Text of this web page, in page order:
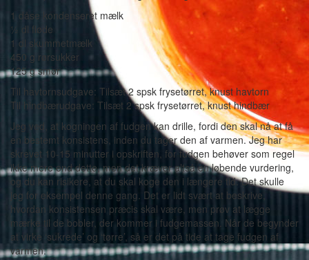
1 dåse kondenseret mælk
½ dl fløde
1 dl skummetmælk
450 g rørsukker
125 g smør
Til havtornsudgave: Tilsæt 2 spsk frysetørret, knust havtorn
Til hindbærudgave: Tilsæt 2 spsk frysetørret, knust hindbær
Jeg ved, at kogningen af fudgen kan drille, fordi den skal nå at få
en bestemt konsistens, inden du tager den af varmen. Jeg har
skrevet 10-15 minutter i opskriften, for fudgen behøver som regel
ikke mere end dette, men det kræver altså en løbende vurdering,
og du kan risikere, at du skal koge den i længere tid. Det skulle
jeg for eksempel denne gang. Det er lidt svært at beskrive,
hvordan konsistensen præcis skal være, men prøv at lægge
mærke til de bobler, der kommer i fudgemassen. Når de begynder
at virke ‘sukrede’ og ‘tørre’, så er det på tide at tage fudgen af
varmen.